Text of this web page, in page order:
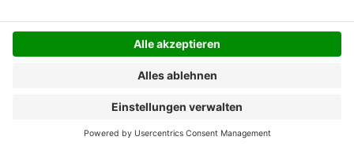
Versandkostenund ggf. Nachnahmegebühren, wenn
nicht anders angegeben.